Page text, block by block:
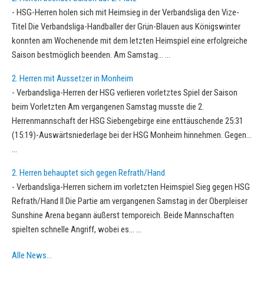
- HSG-Herren holen sich mit Heimsieg in der Verbandsliga den Vize-
Titel Die Verbandsliga-Handballer der Grün-Blauen aus Königswinter
konnten am Wochenende mit dem letzten Heimspiel eine erfolgreiche
Saison bestmöglich beenden. Am Samstag… ...
2. Herren mit Aussetzer in Monheim
- Verbandsliga-Herren der HSG verlieren vorletztes Spiel der Saison
beim Vorletzten Am vergangenen Samstag musste die 2.
Herrenmannschaft der HSG Siebengebirge eine enttäuschende 25:31
(15:19)-Auswärtsniederlage bei der HSG Monheim hinnehmen. Gegen…
...
2. Herren behauptet sich gegen Refrath/Hand
- Verbandsliga-Herren sichern im vorletzten Heimspiel Sieg gegen HSG
Refrath/Hand II Die Partie am vergangenen Samstag in der Oberpleiser
Sunshine Arena begann äußerst temporeich. Beide Mannschaften
spielten schnelle Angriff, wobei es… ...
Alle News…